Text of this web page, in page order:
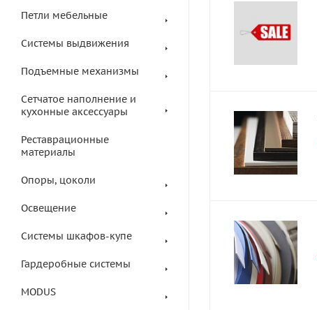
Петли мебельные
Системы выдвижения
Подъемные механизмы
Сетчатое наполнение и
кухонные аксессуары
Реставрационные
материалы
Опоры, цоколи
Освещение
Системы шкафов-купе
Гардеробные системы
MODUS